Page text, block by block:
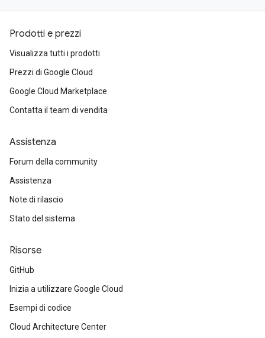
Prodotti e prezzi
Visualizza tutti i prodotti
Prezzi di Google Cloud
Google Cloud Marketplace
Contatta il team di vendita
Assistenza
Forum della community
Assistenza
Note di rilascio
Stato del sistema
Risorse
GitHub
Inizia a utilizzare Google Cloud
Esempi di codice
Cloud Architecture Center